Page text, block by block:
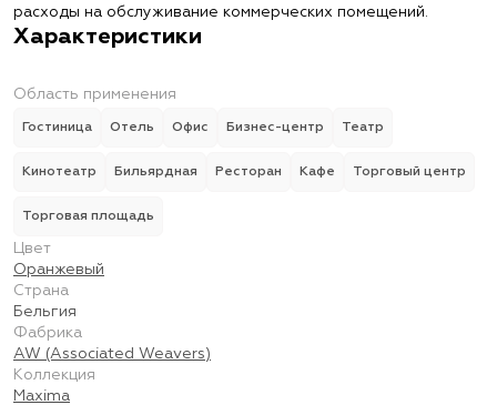
расходы на обслуживание коммерческих помещений.
Характеристики
Область применения
Гостиница Отель Офис Бизнес-центр Театр
Кинотеатр Бильярдная Ресторан Кафе Торговый центр
Торговая площадь
Цвет
Оранжевый
Страна
Бельгия
Фабрика
AW (Associated Weavers)
Коллекция
Maxima